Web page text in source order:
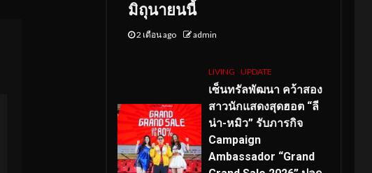
มิถุนายนนี้
2 เดือน ago admin
LIVING UPDATE
เซ็นทรัลพัฒนา คว้าสอง
สาวนักแสดงสุดฮอต “ลี
น่า-หมิว” รับภารกิจ
Campaign
Ambassador “Grand